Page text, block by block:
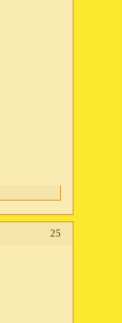
25